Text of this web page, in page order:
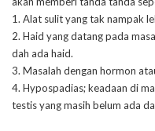
1. Alat sulit yang tak nampak
2. Haid yang datang pada
dah ada haid.
3. Masalah dengan hormon
4. Hypospadias; keadaan di
testis yang masih belum ada